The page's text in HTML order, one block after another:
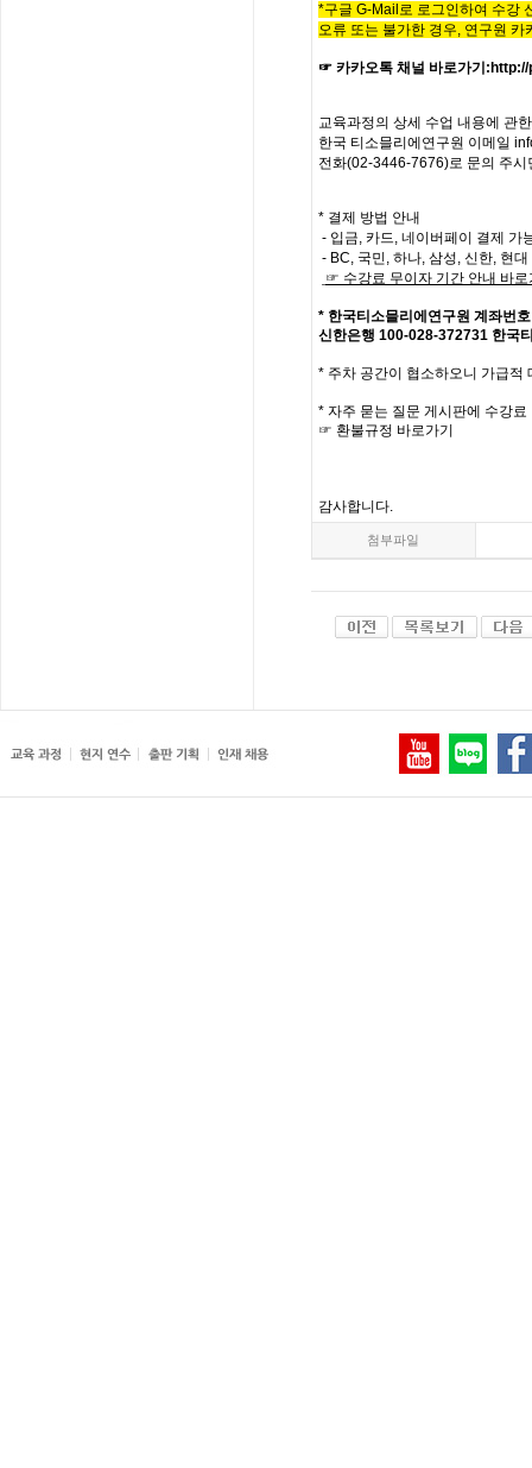
*구글 G-Mail로 로그인하여 수강
오류 또는 불가한 경우, 연구원 카
☞ 카카오톡 채널 바로가기 :
교육과정의 상세 수업 내용에 관한
한국 티소믈리에 연구원 이메일
전화(02-3446-7676)로 문의 주시
* 결제 방법 안내
- 입금, 카드, 네이버페이 결제 가
- BC, 국민, 하나, 삼성, 신한, 현
☞ 수강료 무이자 기간 안내 바로
* 한국티소믈리에연구원 계좌번호
신한은행 100-028-372731 한국
* 주차 공간이 협소하오니 가급적
* 자주 묻는 질문 게시판에 수강료
☞ 환불규정 바로가기
감사합니다.
첨부파일